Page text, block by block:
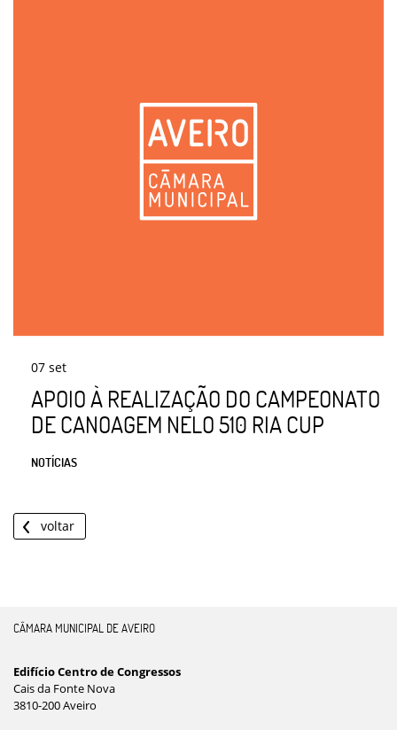
07 set
APOIO À REALIZAÇÃO DO CAMPEONATO
DE CANOAGEM NELO 510 RIA CUP
NOTÍCIAS
voltar
CÂMARA MUNICIPAL DE AVEIRO
Edifício Centro de Congressos
Cais da Fonte Nova
3810-200 Aveiro